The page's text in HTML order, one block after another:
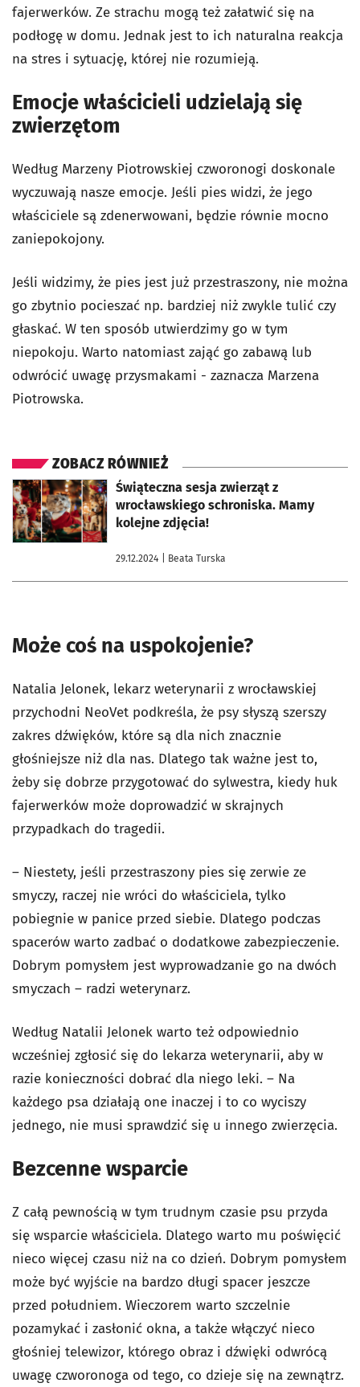
fajerwerków. Ze strachu mogą też załatwić się na
podłogę w domu. Jednak jest to ich naturalna reakcja
na stres i sytuację, której nie rozumieją.
Emocje właścicieli udzielają się
zwierzętom
Według Marzeny Piotrowskiej czworonogi doskonale
wyczuwają nasze emocje. Jeśli pies widzi, że jego
właściciele są zdenerwowani, będzie równie mocno
zaniepokojony.
Jeśli widzimy, że pies jest już przestraszony, nie można
go zbytnio pocieszać np. bardziej niż zwykle tulić czy
głaskać. W ten sposób utwierdzimy go w tym
niepokoju. Warto natomiast zająć go zabawą lub
odwrócić uwagę przysmakami - zaznacza Marzena
Piotrowska.
ZOBACZ RÓWNIEŻ
Świąteczna sesja zwierząt z
wrocławskiego schroniska. Mamy
kolejne zdjęcia!
29.12.2024 | Beata Turska
otworzy się w nowej karcie
Może coś na uspokojenie?
Natalia Jelonek, lekarz weterynarii z wrocławskiej
przychodni NeoVet podkreśla, że psy słyszą szerszy
zakres dźwięków, które są dla nich znacznie
głośniejsze niż dla nas. Dlatego tak ważne jest to,
żeby się dobrze przygotować do sylwestra, kiedy huk
fajerwerków może doprowadzić w skrajnych
przypadkach do tragedii.
– Niestety, jeśli przestraszony pies się zerwie ze
smyczy, raczej nie wróci do właściciela, tylko
pobiegnie w panice przed siebie. Dlatego podczas
spacerów warto zadbać o dodatkowe zabezpieczenie.
Dobrym pomysłem jest wyprowadzanie go na dwóch
smyczach – radzi weterynarz.
Według Natalii Jelonek warto też odpowiednio
wcześniej zgłosić się do lekarza weterynarii, aby w
razie konieczności dobrać dla niego leki. – Na
każdego psa działają one inaczej i to co wyciszy
jednego, nie musi sprawdzić się u innego zwierzęcia.
Bezcenne wsparcie
Z całą pewnością w tym trudnym czasie psu przyda
się wsparcie właściciela. Dlatego warto mu poświęcić
nieco więcej czasu niż na co dzień. Dobrym pomysłem
może być wyjście na bardzo długi spacer jeszcze
przed południem. Wieczorem warto szczelnie
pozamykać i zasłonić okna, a także włączyć nieco
głośniej telewizor, którego obraz i dźwięki odwrócą
uwagę czworonoga od tego, co dzieje się na zewnątrz.